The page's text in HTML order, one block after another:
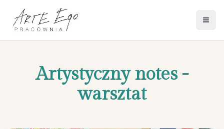
Artystyczny notes -
warsztat